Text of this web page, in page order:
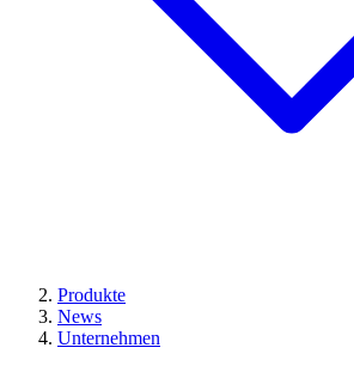
Produkte
News
Unternehmen